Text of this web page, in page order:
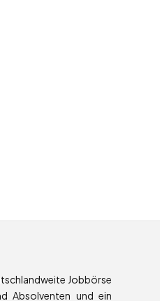
Jobbörse
Absolventen und ein